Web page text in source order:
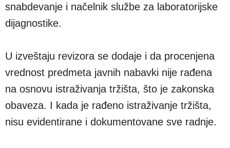
snabdevanje i načelnik službe za laboratorijske
dijagnostike.
U izveštaju revizora se dodaje i da procenjena
vrednost predmeta javnih nabavki nije rađena
na osnovu istraživanja tržišta, što je zakonska
obaveza. I kada je rađeno istraživanje tržišta,
nisu evidentirane i dokumentovane sve radnje.